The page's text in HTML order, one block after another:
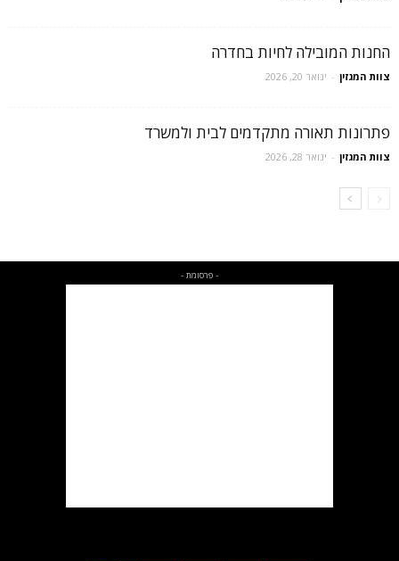
החנות המובילה לחיות בחדרה
צוות המגזין - ינואר 20, 2026
פתרונות תאורה מתקדמים לבית ולמשרד
צוות המגזין - ינואר 28, 2026
- פרסומת -